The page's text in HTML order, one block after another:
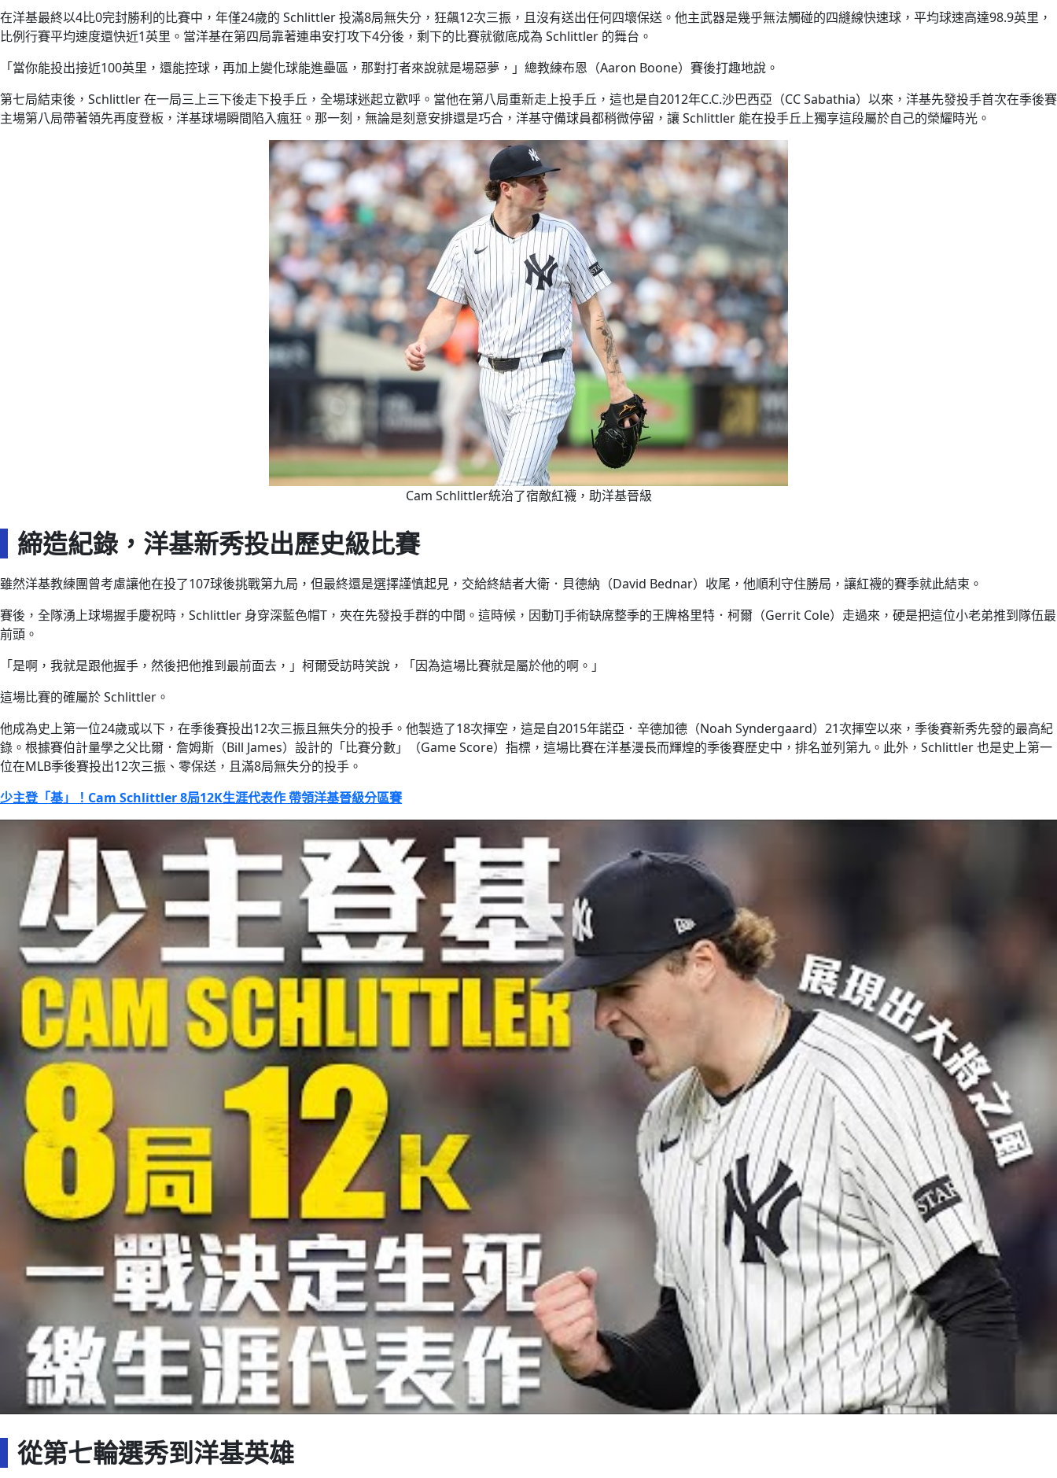
在洋基最終以4比0完封勝利的比賽中，年僅24歲的 Schlittler 投滿8局無失分，狂飆12次三振，且沒有送出任何四壞保送。他主武器是幾乎無法觸碰的四縫線快速球，平均球速高達98.9英里，
比例行賽平均速度還快近1英里。當洋基在第四局靠著連串安打攻下4分後，剩下的比賽就徹底成為 Schlittler 的舞台。
「當你能投出接近100英里，還能控球，再加上變化球能進壘區，那對打者來說就是場惡夢，」總教練布恩（Aaron Boone）賽後打趣地說。
第七局結束後，Schlittler 在一局三上三下後走下投手丘，全場球迷起立歡呼。當他在第八局重新走上投手丘，這也是自2012年C.C.沙巴西亞（CC Sabathia）以來，洋基先發投手首次在季後賽
主場第八局帶著領先再度登板，洋基球場瞬間陷入瘋狂。那一刻，無論是刻意安排還是巧合，洋基守備球員都稍微停留，讓 Schlittler 能在投手丘上獨享這段屬於自己的榮耀時光。
Cam Schlittler統治了宿敵紅襪，助洋基晉級
締造紀錄，洋基新秀投出歷史級比賽
雖然洋基教練團曾考慮讓他在投了107球後挑戰第九局，但最終還是選擇謹慎起見，交給終結者大衛．貝德納（David Bednar）收尾，他順利守住勝局，讓紅襪的賽季就此結束。
賽後，全隊湧上球場握手慶祝時，Schlittler 身穿深藍色帽T，夾在先發投手群的中間。這時候，因動TJ手術缺席整季的王牌格里特．柯爾（Gerrit Cole）走過來，硬是把這位小老弟推到隊伍最
前頭。
「是啊，我就是跟他握手，然後把他推到最前面去，」柯爾受訪時笑說，「因為這場比賽就是屬於他的啊。」
這場比賽的確屬於 Schlittler。
他成為史上第一位24歲或以下，在季後賽投出12次三振且無失分的投手。他製造了18次揮空，這是自2015年諾亞．辛德加德（Noah Syndergaard）21次揮空以來，季後賽新秀先發的最高紀
錄。根據賽伯計量學之父比爾．詹姆斯（Bill James）設計的「比賽分數」（Game Score）指標，這場比賽在洋基漫長而輝煌的季後賽歷史中，排名並列第九。此外，Schlittler 也是史上第一
位在MLB季後賽投出12次三振、零保送，且滿8局無失分的投手。
少主登「基」！Cam Schlittler 8局12K生涯代表作 帶領洋基晉級分區賽
從第七輪選秀到洋基英雄